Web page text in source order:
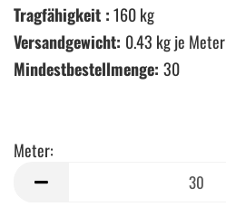
Tragfähigkeit :160 kg
Versandgewicht: 0.43 kg je Meter
Mindestbestellmenge: 30
Meter: